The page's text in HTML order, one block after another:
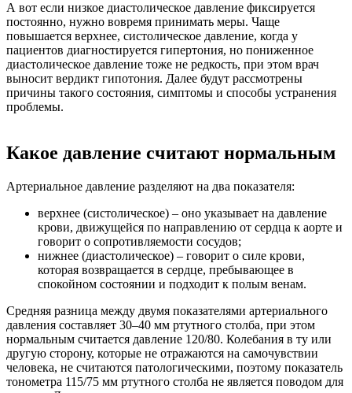
А вот если низкое диастолическое давление фиксируется
постоянно, нужно вовремя принимать меры. Чаще
повышается верхнее, систолическое давление, когда у
пациентов диагностируется гипертония, но пониженное
диастолическое давление тоже не редкость, при этом врач
выносит вердикт гипотония. Далее будут рассмотрены
причины такого состояния, симптомы и способы устранения
проблемы.
Какое давление считают нормальным
Артериальное давление разделяют на два показателя:
верхнее (систолическое) – оно указывает на давление
крови, движущейся по направлению от сердца к аорте и
говорит о сопротивляемости сосудов;
нижнее (диастолическое) – говорит о силе крови,
которая возвращается в сердце, пребывающее в
спокойном состоянии и подходит к полым венам.
Средняя разница между двумя показателями артериального
давления составляет 30–40 мм ртутного столба, при этом
нормальным считается давление 120/80. Колебания в ту или
другую сторону, которые не отражаются на самочувствии
человека, не считаются патологическими, поэтому показатель
тонометра 115/75 мм ртутного столба не является поводом для